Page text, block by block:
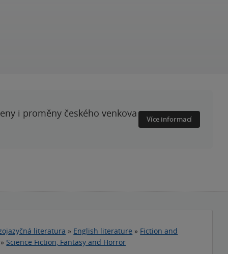
i proměny českého venkova
Více informací
literatura » English literature » Fiction and
» Science Fiction, Fantasy and Horror